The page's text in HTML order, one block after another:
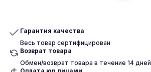
Гарантия качества
Весь товар сертифицирован
Возврат товара
Обмен/возврат товара в течение 14 дней